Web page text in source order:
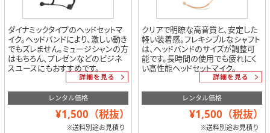
ダイナミックタイプのヘッドセットマ
イク。ヘッドバンドにより、激しい動き
でもズレません。ミュージシャンの方
はもちろん、プレゼンなどのビジネ
スユースにもおすすめです。
レンタル価格
¥1,500（税抜）
※送料別途お見積り
クリアで明瞭な高音質と、安定した
軽い装着感。フレキシブルなシャフト
は、ヘッドバンドのサイズが調整可
能です。長時間の使用でも疲れにく
い高性能ヘッドセットマイク。
レンタル価格
¥1,500（税抜）
※送料別途お見積り